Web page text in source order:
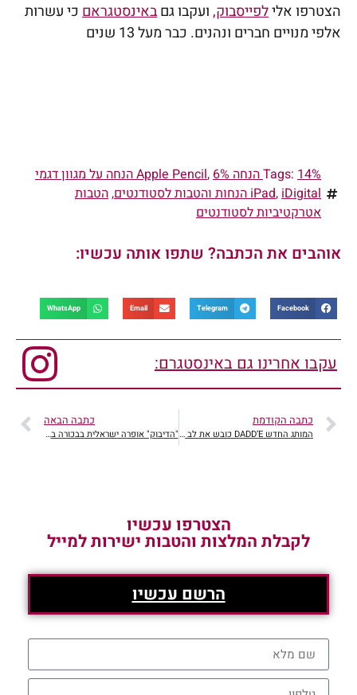
הצטרפו אלילפייסבוק,ועקבו גםבאינסטגראם כי עשרות
אלפי מנויים חברים ונהנים. כבר מעל 13 שנים
Tags: 14% הנחה Apple Pencil ,
6% הנחה על מגוון דגמי
iPad,iDigital הנחות והטבות לסטודנטים ,הטבות
אטרקטיביות לסטודנטים
אוהבים את הכתבה? שתפו אותה עכשיו:
Facebook
Telegram
Email
WhatsApp
עקבו אחרינו גם באינסטגרם:
כתבה הקודמת
המותג החדש DADD’E כובש את לב האופנה הישראלית
כתבה הבאה
"הדיבוק" אופרה ישראלית בבכורה בינלאומית
הצטרפו עכשיו
לקבלת המלצות והטבות ישירות למייל
הרשם עכשיו